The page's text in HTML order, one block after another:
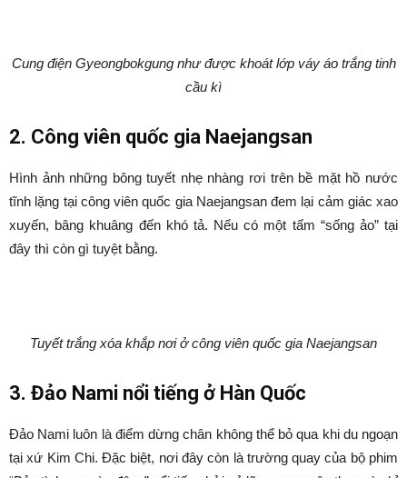
Cung điện Gyeongbokgung như được khoát lớp váy áo trắng tinh
cầu kì
2. Công viên quốc gia Naejangsan
Hình ảnh những bông tuyết nhẹ nhàng rơi trên bề mặt hồ nước
tĩnh lặng tại công viên quốc gia Naejangsan đem lại cảm giác xao
xuyến, bâng khuâng đến khó tả. Nếu có một tấm “sống ảo” tại
đây thì còn gì tuyệt bằng.
Tuyết trắng xóa khắp nơi ở công viên quốc gia Naejangsan
3. Đảo Nami nổi tiếng ở Hàn Quốc
Đảo Nami luôn là điểm dừng chân không thể bỏ qua khi du ngoạn
tại xứ Kim Chi. Đặc biệt, nơi đây còn là trường quay của bộ phim